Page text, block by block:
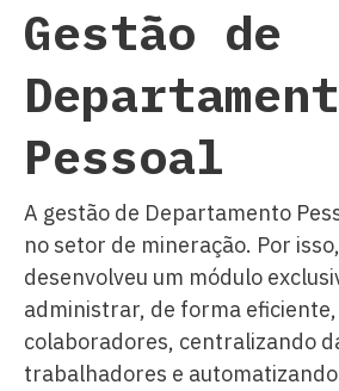
Gestão de
Pessoal
A gestão de Departamento
no setor de mineração. Por
desenvolveu um módulo
administrar, de forma eficiente,
colaboradores, centralizando
trabalhadores e